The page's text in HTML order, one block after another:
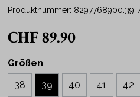
Produktnummer: 8297768900.39
CHF 89.90
Größen
38
39 40 41 42